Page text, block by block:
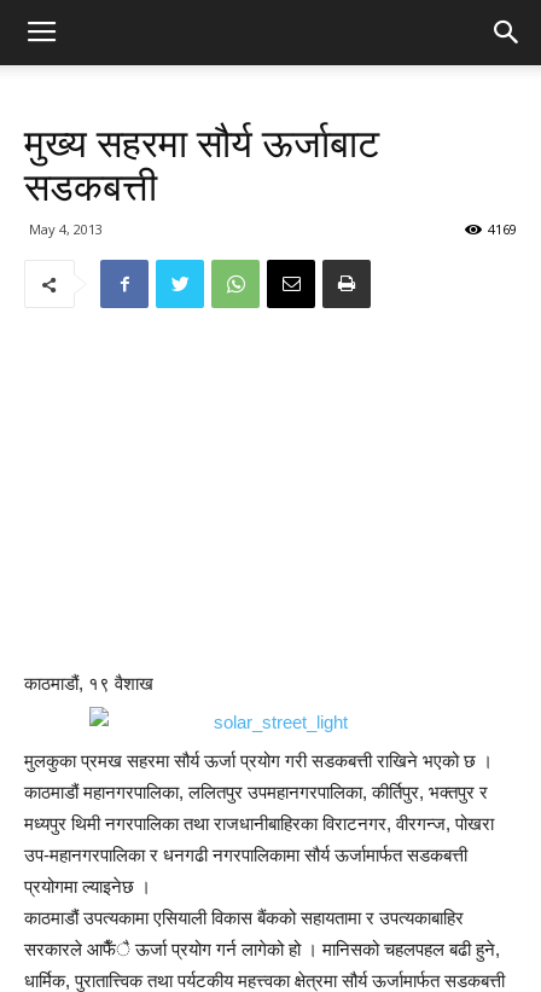
मुख्य सहरमा सौर्य ऊर्जाबाट
सडकबत्ती
May 4, 2013 4169
काठमाडौं, १९ वैशाख
मुलकुका प्रमख सहरमा सौर्य ऊर्जा प्रयोग गरी सडकबत्ती राखिने भएको छ ।
काठमाडौं महानगरपालिका, ललितपुर उपमहानगरपालिका, कीर्तिपुर, भक्तपुर र
मध्यपुर थिमी नगरपालिका तथा राजधानीबाहिरका विराटनगर, वीरगन्ज, पोखरा
उप-महानगरपालिका र धनगढी नगरपालिकामा सौर्य ऊर्जामार्फत सडकबत्ती
प्रयोगमा ल्याइनेछ ।
काठमाडौं उपत्यकामा एसियाली विकास बैंकको सहायतामा र उपत्यकाबाहिर
सरकारले आफैँै ऊर्जा प्रयोग गर्न लागेको हो । मानिसको चहलपहल बढी हुने,
धार्मिक, पुरातात्त्विक तथा पर्यटकीय महत्त्वका क्षेत्रमा सौर्य ऊर्जामार्फत सडकबत्ती